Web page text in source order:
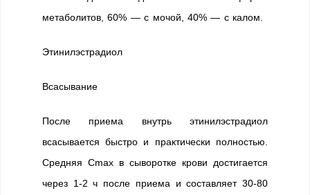
метаболитов, 60% — с мочой, 40% — с калом.
Этинилэстрадиол
Всасывание
После приема внутрь этинилэстрадиол
всасывается быстро и практически полностью.
Средняя Cmax в сыворотке крови достигается
через 1-2 ч после приема и составляет 30-80